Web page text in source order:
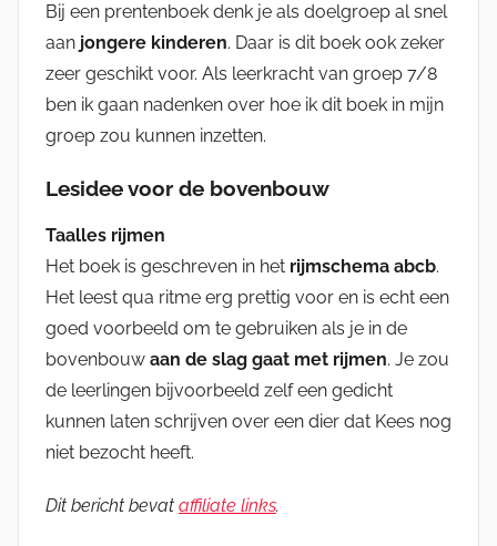
Bij een prentenboek denk je als doelgroep al snel
aan jongere kinderen. Daar is dit boek ook zeker
zeer geschikt voor. Als leerkracht van groep 7/8
ben ik gaan nadenken over hoe ik dit boek in mijn
groep zou kunnen inzetten.
Lesidee voor de bovenbouw
Taalles rijmen
Het boek is geschreven in het rijmschema abcb.
Het leest qua ritme erg prettig voor en is echt een
goed voorbeeld om te gebruiken als je in de
bovenbouw aan de slag gaat met rijmen. Je zou
de leerlingen bijvoorbeeld zelf een gedicht
kunnen laten schrijven over een dier dat Kees nog
niet bezocht heeft.
Dit bericht bevat affiliate links.